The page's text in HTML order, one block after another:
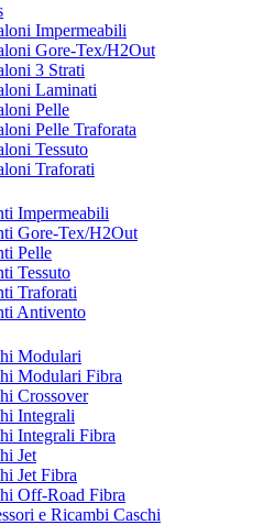
Impermeabili
Gore-Tex/H2Out
3 Strati
Laminati
Pelle
Pelle Traforata
Tessuto
Traforati
Impermeabili
Gore-Tex/H2Out
Pelle
Tessuto
Traforati
Antivento
Modulari
Modulari Fibra
Crossover
Integrali
Integrali Fibra
Jet
Jet Fibra
Off-Road Fibra
e Ricambi Caschi